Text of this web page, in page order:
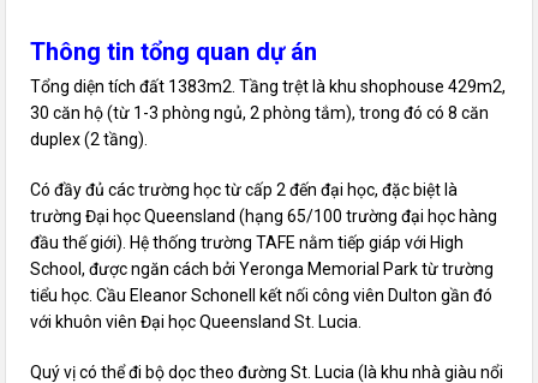
Thông tin tổng quan dự án
Tổng diện tích đất 1383m2. Tầng trệt là khu shophouse 429m2,
30 căn hộ (từ 1-3 phòng ngủ, 2 phòng tắm), trong đó có 8 căn
duplex (2 tầng).
Có đầy đủ các trường học từ cấp 2 đến đại học, đặc biệt là
trường Đại học Queensland (hạng 65/100 trường đại học hàng
đầu thế giới). Hệ thống trường TAFE nằm tiếp giáp với High
School, được ngăn cách bởi Yeronga Memorial Park từ trường
tiểu học. Cầu Eleanor Schonell kết nối công viên Dulton gần đó
với khuôn viên Đại học Queensland St. Lucia.
Quý vị có thể đi bộ dọc theo đường St. Lucia (là khu nhà giàu nổi